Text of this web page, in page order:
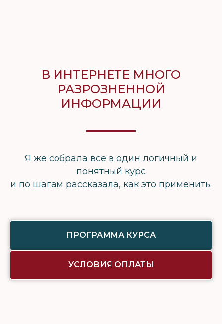
В ИНТЕРНЕТЕ МНОГО
РАЗРОЗНЕННОЙ
ИНФОРМАЦИИ
Я же собрала все в один логичный и
понятный курс
и по шагам рассказала, как это применить.
ПРОГРАММА КУРСА
УСЛОВИЯ ОПЛАТЫ